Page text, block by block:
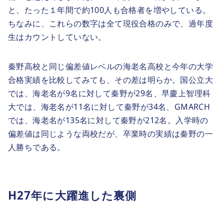
と、たった１年間で約100人も合格者を増やしている。
ちなみに、これらの数字は全て現役合格のみで、過年度
生はカウントしていない。
秦野高校と同じ偏差値レベルの海老名高校と今年の大学
合格実績を比較してみても、その差は明らか。国公立大
では、海老名が9名に対して秦野が29名、早慶上智理科
大では、海老名が11名に対して秦野が34名、GMARCH
では、海老名が135名に対して秦野が212名。入学時の
偏差値は同じような両校だが、卒業時の実績は秦野の一
人勝ちである。
H27年に大躍進した裏側